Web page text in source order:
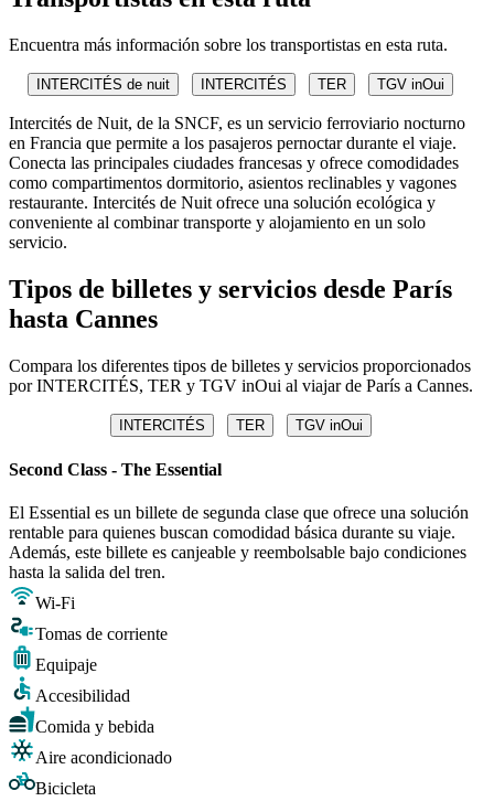
Encuentra más información sobre los transportistas en esta ruta.
INTERCITÉS de nuit INTERCITÉS TER TGV inOui
Intercités de Nuit, de la SNCF, es un servicio ferroviario nocturno
en Francia que permite a los pasajeros pernoctar durante el viaje.
Conecta las principales ciudades francesas y ofrece comodidades
como compartimentos dormitorio, asientos reclinables y vagones
restaurante. Intercités de Nuit ofrece una solución ecológica y
conveniente al combinar transporte y alojamiento en un solo
servicio.
Tipos de billetes y servicios desde París
hasta Cannes
Compara los diferentes tipos de billetes y servicios proporcionados
por INTERCITÉS, TER y TGV inOui al viajar de París a Cannes.
INTERCITÉS TER TGV inOui
Second Class - The Essential
El Essential es un billete de segunda clase que ofrece una solución
rentable para quienes buscan comodidad básica durante su viaje.
Además, este billete es canjeable y reembolsable bajo condiciones
hasta la salida del tren.
Wi-Fi
Tomas de corriente
Equipaje
Accesibilidad
Comida y bebida
Aire acondicionado
Bicicleta